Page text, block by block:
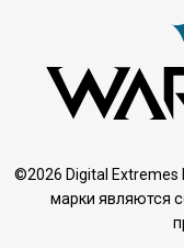
©2026 Digital
марки являются